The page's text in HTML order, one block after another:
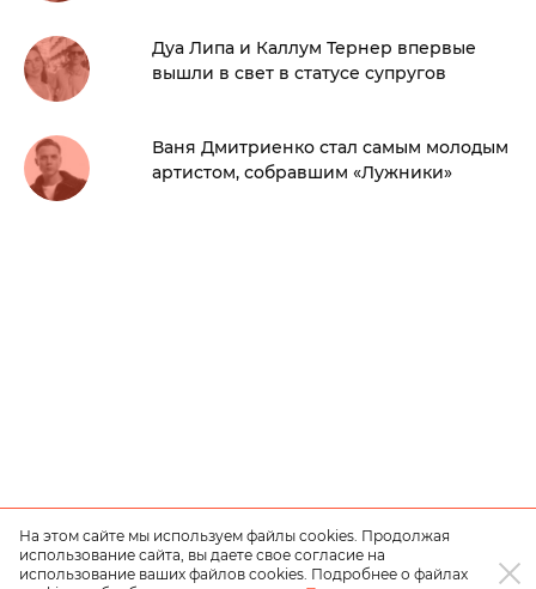
Дуа Липа и Каллум Тернер впервые
вышли в свет в статусе супругов
Ваня Дмитриенко стал самым молодым
артистом, собравшим «Лужники»
На этом сайте мы используем файлы cookies. Продолжая
использование сайта, вы даете свое согласие на
использование ваших файлов cookies. Подробнее о файлах